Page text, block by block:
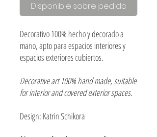
Disponible sobre pedido
Decorativo 100% hecho y decorado a
mano, apto para espacios interiores y
espacios exteriores cubiertos.
Decorative art 100% hand made, suitable
for interior and covered exterior spaces.
Design: Katrin Schikora